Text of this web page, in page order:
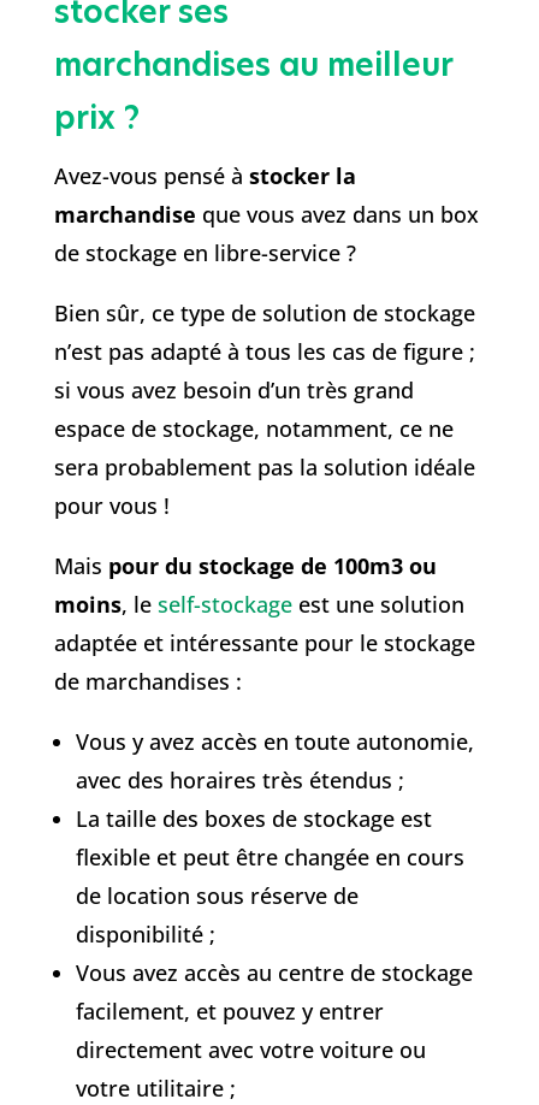
stocker ses
marchandises au meilleur
prix ?
Avez-vous pensé à stocker la
marchandise que vous avez dans un box
de stockage en libre-service ?
Bien sûr, ce type de solution de stockage
n’est pas adapté à tous les cas de figure ;
si vous avez besoin d’un très grand
espace de stockage, notamment, ce ne
sera probablement pas la solution idéale
pour vous !
Mais pour du stockage de 100m3 ou
moins, le self-stockageest une solution
adaptée et intéressante pour le stockage
de marchandises :
Vous y avez accès en toute autonomie,
avec des horaires très étendus ;
La taille des boxes de stockage est
flexible et peut être changée en cours
de location sous réserve de
disponibilité ;
Vous avez accès au centre de stockage
facilement, et pouvez y entrer
directement avec votre voiture ou
votre utilitaire ;